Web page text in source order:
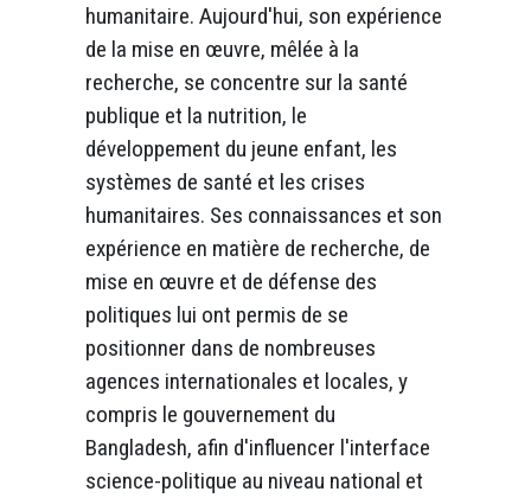
humanitaire. Aujourd'hui, son expérience
de la mise en œuvre, mêlée à la
recherche, se concentre sur la santé
publique et la nutrition, le
développement du jeune enfant, les
systèmes de santé et les crises
humanitaires. Ses connaissances et son
expérience en matière de recherche, de
mise en œuvre et de défense des
politiques lui ont permis de se
positionner dans de nombreuses
agences internationales et locales, y
compris le gouvernement du
Bangladesh, afin d'influencer l'interface
science-politique au niveau national et